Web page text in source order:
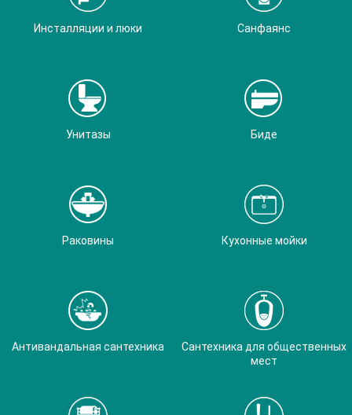
Инсталляции и люки Санфаянс
Унитазы Биде
Раковины Кухонные мойки
Антивандальная сантехника
Сантехника для общественных
мест